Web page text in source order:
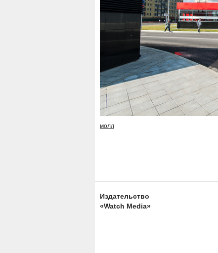
молл
Издательство
«Watch Media»